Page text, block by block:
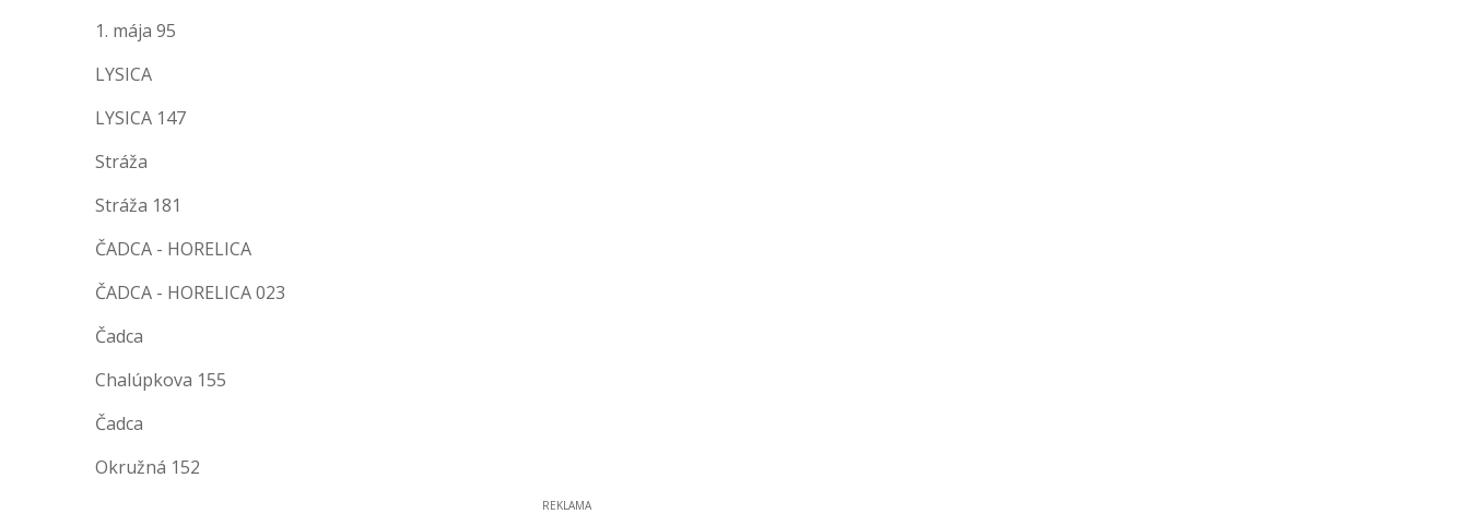
1. mája 95
LYSICA
LYSICA 147
Stráža
Stráža 181
ČADCA - HORELICA
ČADCA - HORELICA 023
Čadca
Chalúpkova 155
Čadca
Okružná 152
REKLAMA